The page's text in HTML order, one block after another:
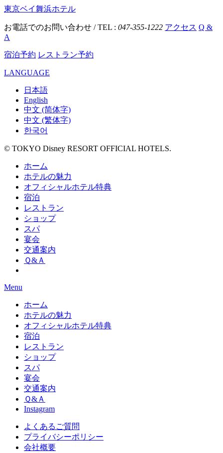
東京ベイ舞浜ホテル
お電話でのお問い合わせ / TEL : 047-355-1222 アクセス Q &
A
宿泊予約 レストラン予約
LANGUAGE
日本語
English
中文 (简体字)
中文 (繁体字)
한국어
© TOKYO Disney RESORT OFFICIAL HOTELS.
ホーム
ホテルの魅力
オフィシャルホテル特典
宿泊
レストラン
ショップ
スパ
宴会
交通案内
Ｑ&Ａ
Menu
ホーム
ホテルの魅力
オフィシャルホテル特典
宿泊
レストラン
ショップ
スパ
宴会
交通案内
Ｑ&Ａ
Instagram
よくあるご質問
プライバシーポリシー
会社概要